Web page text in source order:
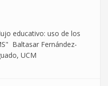
educativo: uso de los
Baltasar Fernández­
UCM